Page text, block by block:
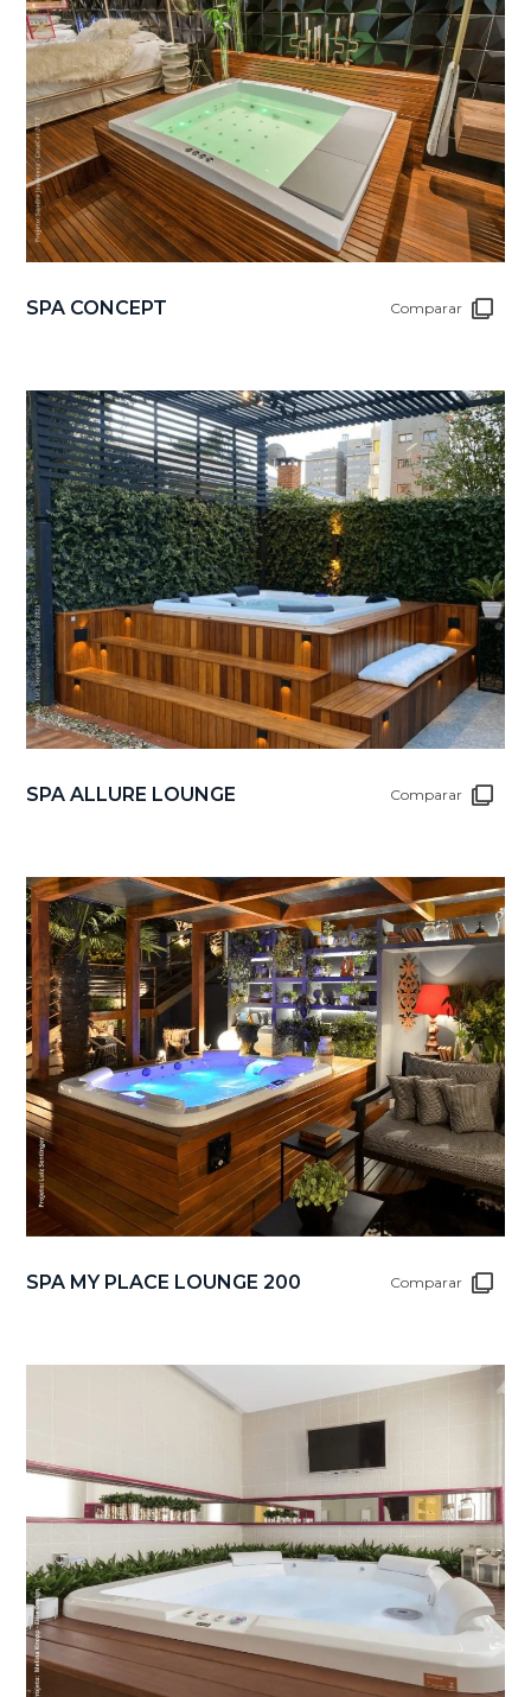
SPA CONCEPT Comparar
SPA ALLURE LOUNGE Comparar
SPA MY PLACE LOUNGE 200 Comparar